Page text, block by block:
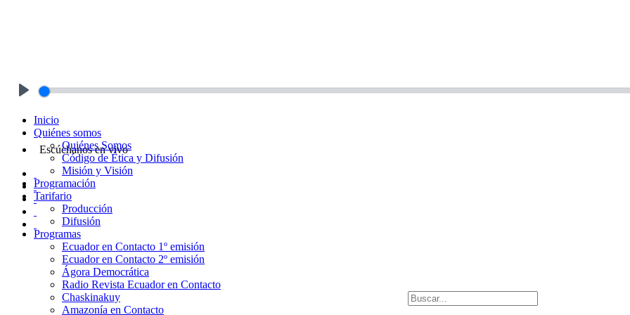
Escúchanos en vivo
Inicio
Quiénes somos
Quiénes Somos
Código de Ética y Difusión
Misión y Visión
Programación
Tarifario
Producción
Difusión
Programas
Ecuador en Contacto 1º emisión
Ecuador en Contacto 2º emisión
Ágora Democrática
Radio Revista Ecuador en Contacto
Chaskinakuy
Amazonía en Contacto